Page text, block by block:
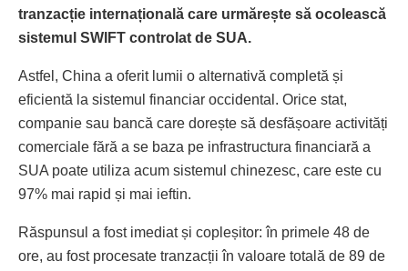
tranzacție internațională care urmărește să ocolească
sistemul SWIFT controlat de SUA.
Astfel, China a oferit lumii o alternativă completă și
eficientă la sistemul financiar occidental. Orice stat,
companie sau bancă care dorește să desfășoare activități
comerciale fără a se baza pe infrastructura financiară a
SUA poate utiliza acum sistemul chinezesc, care este cu
97% mai rapid și mai ieftin.
Răspunsul a fost imediat și copleșitor: în primele 48 de
ore, au fost procesate tranzacții în valoare totală de 89 de